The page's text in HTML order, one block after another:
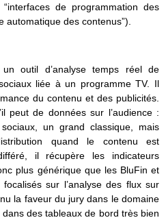
de programmation des
des contenus”).
outil d’analyse temps réel de
liée à un programme TV. Il
du contenu et des publicités.
peut de données sur l’audience :
un grand classique, mais
quand le contenu est
il récupère les indicateurs
plus générique que les BluFin et
sur l’analyse des flux sur
la faveur du jury dans le domaine
des tableaux de bord très bien